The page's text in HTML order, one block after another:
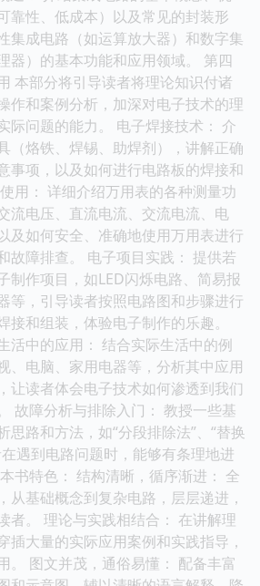
靠性、低成本）以及常见的封装形
集成电路（如运算放大器）和数字集
器）的基本功能和应用领域。 第四
本部分将引导读者将理论知识付诸
作和案例分析，加深对电子技术的理
际问题的能力。 电子焊接技术： 介
（烙铁、焊锡、助焊剂），讲解正确
事项，以及如何进行电路板的焊接和
用： 详细介绍万用表的各种测量功
流电压、直流电流、交流电流、电
及如何安全、准确地使用万用表进行
故障排查。 电子项目实践： 提供若
制作项目，如LED闪烁电路、简易报
等，引导读者按照电路图和步骤进行
接和组装，体验电子制作的乐趣。
活中的应用： 结合实际生活中的例
、电脑、家用电器等，分析其中应用
让读者体会电子技术如何渗透到我们
故障分析与排除入门： 教授一些基
思路和方法，如“分段排除法”、“替换
遇到电路问题时，能够有条理地进
书特色： 结构清晰，循序渐进： 全
从基础概念到复杂电路，层层递进，
者。 理论与实践相结合： 在讲解理
插大量的实际应用案例和实践指导，
。 图文并茂，通俗易懂： 配备丰富